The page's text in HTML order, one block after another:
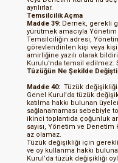
ayrılırlar.
Temsilcilik Açma
Madde 39: Dernek, gerekli
yürütmek amacıyla
Temsilciliğin adresi,
görevlendirilen kişi veya
amirliğine yazılı olarak
Kurulu’nda temsil
Tüzüğün Ne Şekilde
Madde 40: Tüzük değişikliği
Genel Kurul’da tüzük
katılma hakkı bulunan
sağlanamaması sebebiyle
ikinci toplantıda çoğunluk
sayısı, Yönetim ve Denetim
az olamaz.
Tüzük değişikliği için gerekli
ve oy kullanma hakkı
Kurul’da tüzük değişikliği